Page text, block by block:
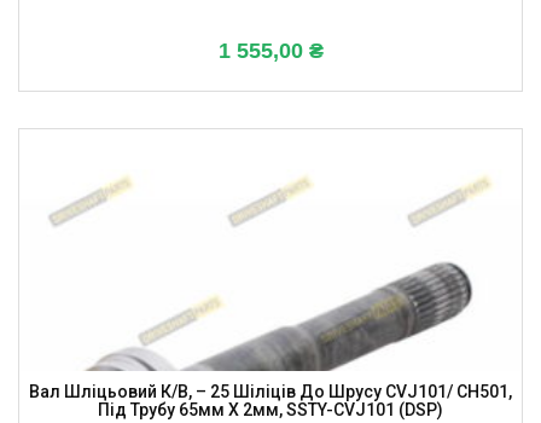
1 555,00 ₴
Вал Шліцьовий К/в, – 25 Шіліців До Шрусу CVJ101/ CH501,
Під Трубу 65мм X 2мм, SSTY-CVJ101 (DSP)